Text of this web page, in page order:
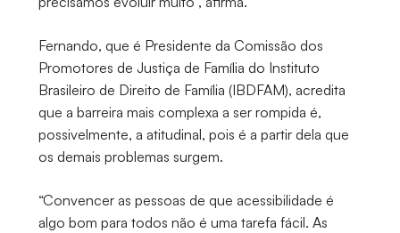
Fernando, que é Presidente da Comissão dos
Promotores de Justiça de Família do Instituto
Brasileiro de Direito de Família (IBDFAM), acredita
que a barreira mais complexa a ser rompida é,
possivelmente, a atitudinal, pois é a partir dela que
os demais problemas surgem.
“Convencer as pessoas de que acessibilidade é
algo bom para todos não é uma tarefa fácil. As